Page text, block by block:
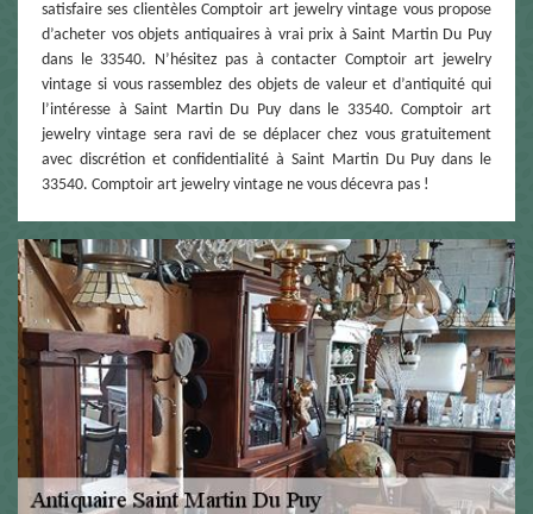
satisfaire ses clientèles Comptoir art jewelry vintage vous propose
d’acheter vos objets antiquaires à vrai prix à Saint Martin Du Puy
dans le 33540. N’hésitez pas à contacter Comptoir art jewelry
vintage si vous rassemblez des objets de valeur et d’antiquité qui
l’intéresse à Saint Martin Du Puy dans le 33540. Comptoir art
jewelry vintage sera ravi de se déplacer chez vous gratuitement
avec discrétion et confidentialité à Saint Martin Du Puy dans le
33540. Comptoir art jewelry vintage ne vous décevra pas !